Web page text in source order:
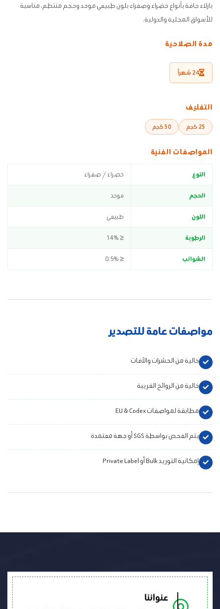
بازلاء جافة بأنواع خضراء وصفراء بلون طبيعي موحد وحجم منتظم، مناسبة
للأسواق المحلية والدولية.
مدة الصلاحية
24 شهراً
التغليف
25 كجم 50 كجم
المواصفات الفنية
النوع خضراء / صفراء
الحجم موحد
اللون طبيعي
الرطوبة ≤ 14%
الشوائب ≤ 0.5%
مواصفات عامة للتصدير
خالية من الحشرات والآفات
خالية من الروائح الغريبة
مطابقة لمواصفات EU & Codex
يتم الفحص بواسطة SGS أو جهة معتمدة
إمكانية التوريد Bulk أو Private Label
عنواننا